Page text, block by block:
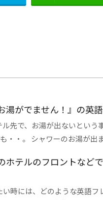
がでません！』の英
先で、お湯が出ないとい
・・。 シャワーのお湯が出
ホテルのフロントなど
時には、どのような英語フ